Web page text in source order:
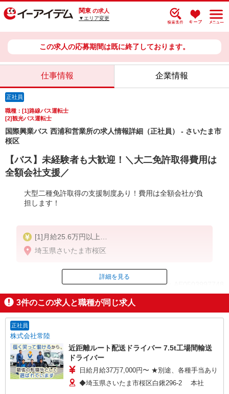
関東 の求人
▼エリア変更
この求人の応募期間は既に終了しております。
仕事情報 企業情報
正社員
職種：[1]路線バス運転士
[2]観光バス運転士
国際興業バス 西浦和営業所の求人情報詳細（正社員） - さいたま市
桜区
【バス】未経験者も大歓迎！＼大二免許取得費用は
全額会社支援／
大型二種免許取得の支援制度あり！費用は全額会社が負
担します！
[1]月給25.6万円以上
※月収モデル約33万円（月給25.6万円+残業代+各種
手当）
【年収例】
550万円／25歳／入社 2年目／月収（月給25.7万円＋
残業代＋各種手当）＋賞与年2回
残業代＋各種手当）＋賞与年2回
[2]月給24.6万円以上
月収モデル約37万円（月給24万6,000円+残業代+諸
埼玉県さいたま市桜区
ID：AE0503997748
掲載期間終了
詳細を見る
3件のこの求人と職種が同じ求人
正社員
株式会社常陸
近距離ルート配送ドライバー 7.5t工場間輸送
ドライバー
日給月給37万7,000円〜 ★別途、各種手当あり
◆埼玉県さいたま市桜区白鍬296-2 本社